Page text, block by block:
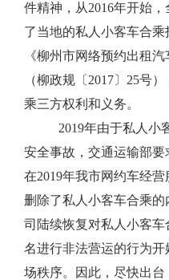
件精神，从2016年开始，
了当地的私人小客车合
《柳州市网络预约出租
（柳政规〔 2017〕 25号）
乘三方权利和义务。
2019年由于私人小
安全事故，交通运输部
在2019年我市网约车经营
删除了私人小客车合乘的
司陆续恢复对私人小客
名进行非法营运的行为
场秩序。因此，尽快出